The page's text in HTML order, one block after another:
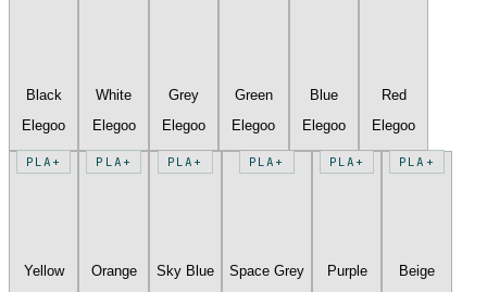
Black
Elegoo
White
Elegoo
Grey
Elegoo
Green
Elegoo
Blue
Elegoo
Red
Elegoo
PLA+
Yellow
PLA+
Orange
PLA+
Sky Blue
PLA+
Space Grey
PLA+
Purple
PLA+
Beige